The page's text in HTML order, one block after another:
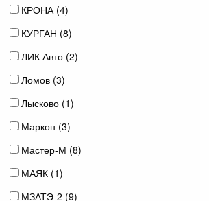
КРОНА (4)
КУРГАН (8)
ЛИК Авто (2)
Ломов (3)
Лысково (1)
Маркон (3)
Мастер-М (8)
МАЯК (1)
МЗАТЭ-2 (9)